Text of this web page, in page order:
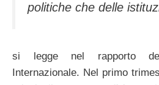
politiche che delle
si legge nel rapporto
Internazionale. Nel primo